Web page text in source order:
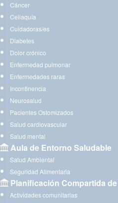
Cáncer
Celiaquía
Cuidadoras/es
Diabetes
Dolor crónico
Enfermedad pulmonar
Enfermedades raras
Incontinencia
Neurosalud
Pacientes Ostomizados
Salud cardiovascular
Salud mental
Aula de Entorno Saludable
Salud Ambiental
Seguridad Alimentaria
Planificación Compartida
Actividades comunitarias